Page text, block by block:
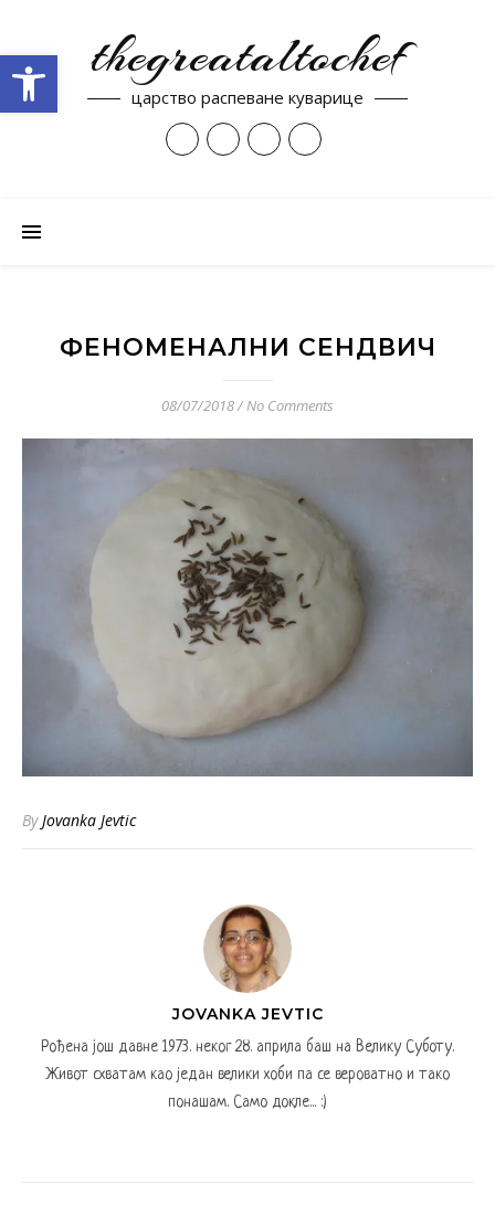
thegreataltochef
царство распеване куварице
ФЕНОМЕНАЛНИ СЕНДВИЧ
08/07/2018/No Comments
ByJovanka Jevtic
JOVANKA JEVTIC
Рођена још давне 1973. неког 28. априла баш на Велику Суботу.
Живот схватам као један велики хоби па се вероватно и тако
понашам. Само докле... :)
Open toolbar